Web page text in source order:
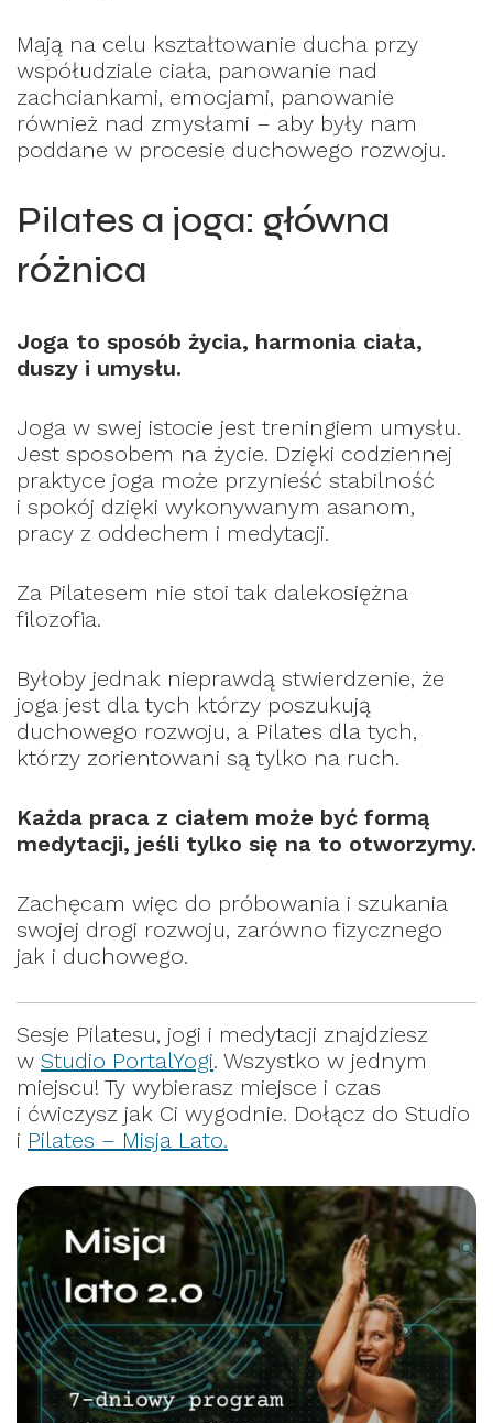
Mają na celu kształtowanie ducha przy
współudziale ciała, panowanie nad
zachciankami, emocjami, panowanie
również nad zmysłami – aby były nam
poddane w procesie duchowego rozwoju.
Pilates a joga: główna
różnica
Joga to sposób życia, harmonia ciała,
duszy i umysłu.
Joga w swej istocie jest treningiem umysłu.
Jest sposobem na życie. Dzięki codziennej
praktyce joga może przynieść stabilność
i spokój dzięki wykonywanym asanom,
pracy z oddechem i medytacji.
Za Pilatesem nie stoi tak dalekosiężna
filozofia.
Byłoby jednak nieprawdą stwierdzenie, że
joga jest dla tych którzy poszukują
duchowego rozwoju, a Pilates dla tych,
którzy zorientowani są tylko na ruch.
Każda praca z ciałem może być formą
medytacji, jeśli tylko się na to otworzymy.
Zachęcam więc do próbowania i szukania
swojej drogi rozwoju, zarówno fizycznego
jak i duchowego.
Sesje Pilatesu, jogi i medytacji znajdziesz
w Studio PortalYogi. Wszystko w jednym
miejscu! Ty wybierasz miejsce i czas
i ćwiczysz jak Ci wygodnie. Dołącz do Studio
i Pilates – Misja Lato.